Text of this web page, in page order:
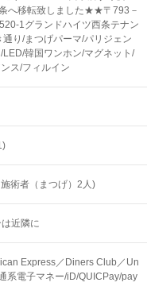
へ移転致しました★★〒793－
グランドハイツ西条テナン
り/まつげパーマ/パリジェン
韓国ワンホン/マグネット/
ス/フィルイン
術者（まつげ）2人)
近隣に
Express／Diners Club／Un
系電子マネー/iD/QUICPay/pay